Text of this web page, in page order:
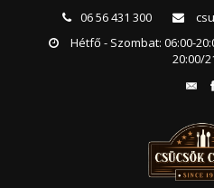
06 56 431 300
Hétfő - Szombat: 06:00-
20:00/